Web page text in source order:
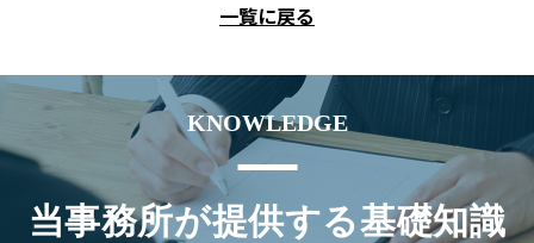
一覧に戻る
KNOWLEDGE
当事務所が提供する基礎知識